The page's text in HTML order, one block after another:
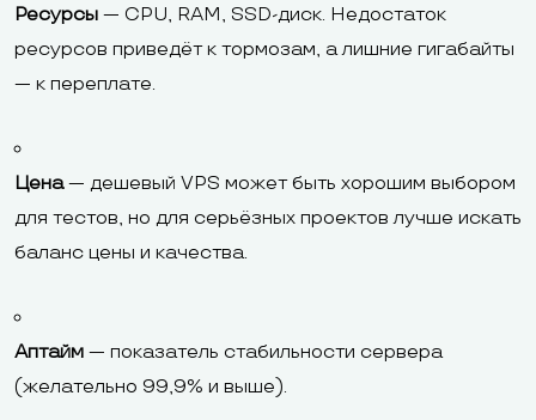
Ресурсы — CPU, RAM, SSD-диск. Недостаток
ресурсов приведёт к тормозам, а лишние гигабайты
— к переплате.
Цена— дешевый VPS может быть хорошим выбором
для тестов, но для серьёзных проектов лучше искать
баланс цены и качества.
Аптайм — показатель стабильности сервера
(желательно 99,9% и выше).